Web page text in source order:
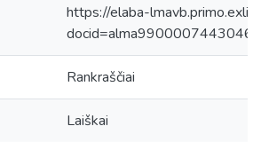
https://elaba-
Rankraščiai
Laiškai